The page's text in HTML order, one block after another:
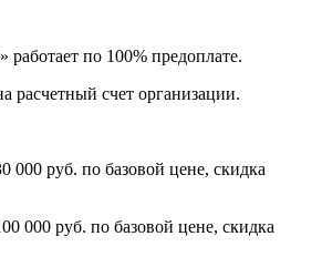
по 100% предоплате.
расчетный счет организации.
000 руб. по базовой цене, скидка
000 руб. по базовой цене, скидка